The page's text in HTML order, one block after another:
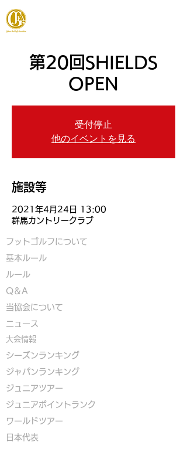
第20回SHIELDS
OPEN
受付停止
他のイベントを見る
施設等
2021年4月24日 13:00
群馬カントリークラブ
フットゴルフについて
基本ルール
ルール
Q＆A
​当協会について
​ニュース
大会情報
シーズンランキング
ジャパンランキング
ジュニアツアー
ジュニアポイントランク
​ワールドツアー
​​日本代表